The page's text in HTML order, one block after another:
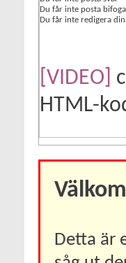
Du får inte posta
Du får inte redigera
[VIDEO]
HTML-
Detta är